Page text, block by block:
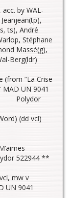
acc. by WAL-
ts), André
Stéphane
Massé(g),
Berg(ldr)
“La Crise
UN 9041
Polydor
(dd vcl)
522944 **
mw v
9041